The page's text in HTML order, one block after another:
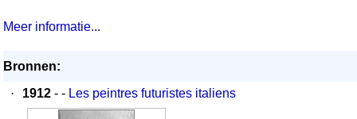
Meer informatie...
Bronnen:
·
1912 - - Les peintres futuristes italiens